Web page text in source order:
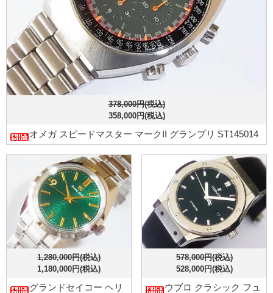
378,000円(税込)
358,000円(税込)
オメガ スピードマスター マークII グランプリ ST145014
1,280,000円(税込)
1,180,000円(税込)
グランドセイコー ヘリ
578,000円(税込)
528,000円(税込)
ウブロ クラシック フュ